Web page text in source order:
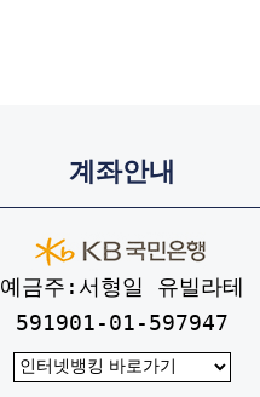
계좌안내
예금주:서형일 유빌라테
591901-01-597947